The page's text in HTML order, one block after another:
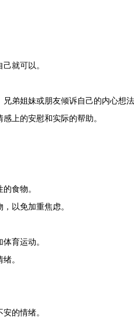
就可以。
弟姐妹或朋友倾诉自己的内心想
上的安慰和实际的帮助。
食物。
以免加重焦虑。
育运动。
。
的情绪。